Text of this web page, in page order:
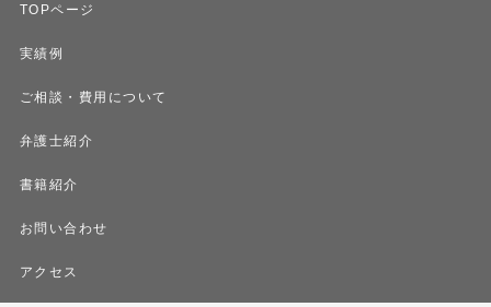
TOPページ
実績例
ご相談・費用について
弁護士紹介
書籍紹介
お問い合わせ
アクセス